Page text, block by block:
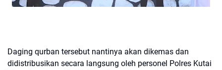
Daging qurban tersebut nantinya akan dikemas dan
didistribusikan secara langsung oleh personel Polres Kutai